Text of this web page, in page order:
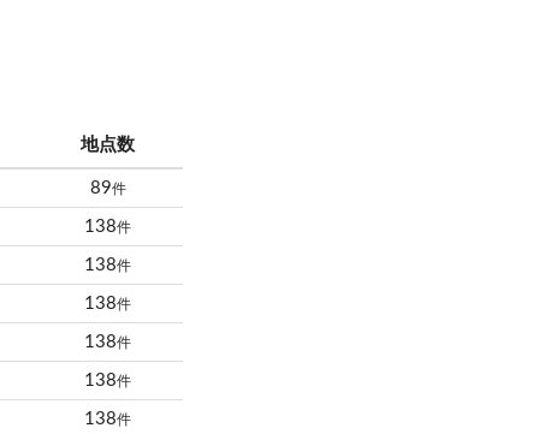
地点数
89件
138件
138件
138件
138件
138件
138件